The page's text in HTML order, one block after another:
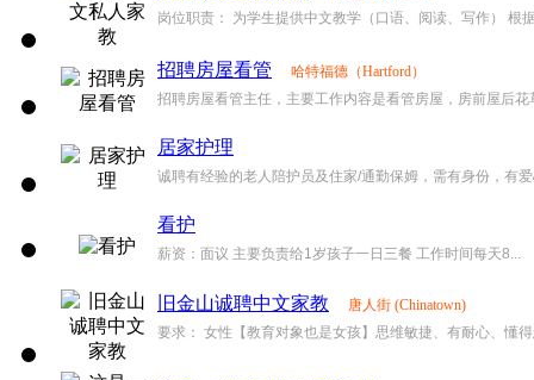
岗位职责： 为学生提供中文教学（口语、阅读、写作） 根
招聘房屋看管
哈特福德（Hartford）
招聘房屋看管主任，主要工作内容是看管房屋，房前屋后花
居家护理
诚聘有经验的老人陪护员及住家/通勤保姆，需有身份，有
看护
薪资：面议 主要负责给1岁孩子一日三餐 工作时间每天8...
旧金山诚聘中文家教
唐人街 (Chinatown)
要求： 女性【教育对象也是女孩】思维敏捷、有耐心、懂